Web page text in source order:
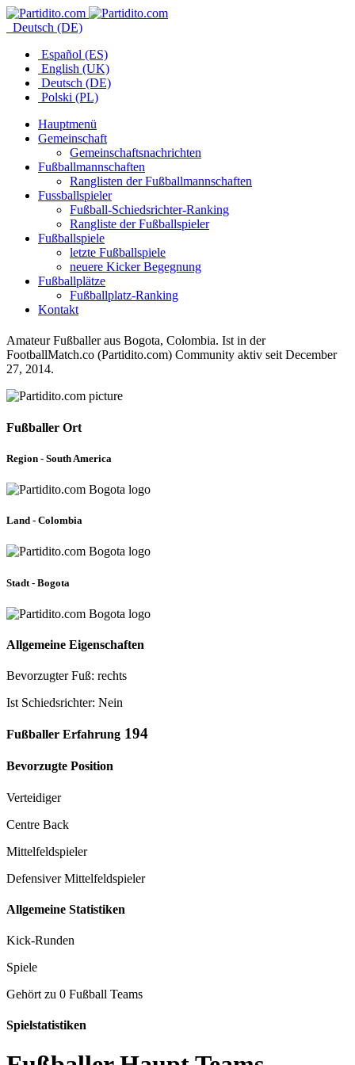
Deutsch (DE)
Español (ES)
English (UK)
Deutsch (DE)
Polski (PL)
Hauptmenü
Gemeinschaft
Gemeinschaftsnachrichten
Fußballmannschaften
Ranglisten der Fußballmannschaften
Fussballspieler
Fußball-Schiedsrichter-Ranking
Rangliste der Fußballspieler
Fußballspiele
letzte Fußballspiele
neuere Kicker Begegnung
Fußballplätze
Fußballplatz-Ranking
Kontakt
Amateur Fußballer aus Bogota, Colombia. Ist in der
FootballMatch.co (Partidito.com) Community aktiv seit December
27, 2014.
Fußballer Ort
Region - South America
Land - Colombia
Stadt - Bogota
Allgemeine Eigenschaften
Bevorzugter Fuß: rechts
Ist Schiedsrichter: Nein
Fußballer Erfahrung 194
Bevorzugte Position
Verteidiger
Centre Back
Mittelfeldspieler
Defensiver Mittelfeldspieler
Allgemeine Statistiken
Kick-Runden
Spiele
Gehört zu 0 Fußball Teams
Spielstatistiken